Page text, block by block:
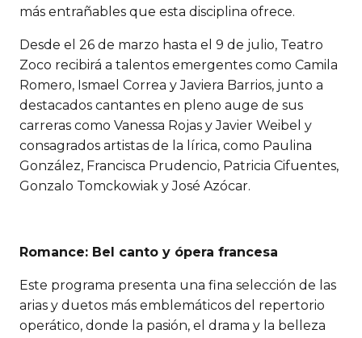
más entrañables que esta disciplina ofrece.
Desde el 26 de marzo hasta el 9 de julio, Teatro
Zoco recibirá a talentos emergentes como Camila
Romero, Ismael Correa y Javiera Barrios, junto a
destacados cantantes en pleno auge de sus
carreras como Vanessa Rojas y Javier Weibel y
consagrados artistas de la lírica, como Paulina
González, Francisca Prudencio, Patricia Cifuentes,
Gonzalo Tomckowiak y José Azócar.
Romance: Bel canto y ópera francesa
Este programa presenta una fina selección de las
arias y duetos más emblemáticos del repertorio
operático, donde la pasión, el drama y la belleza